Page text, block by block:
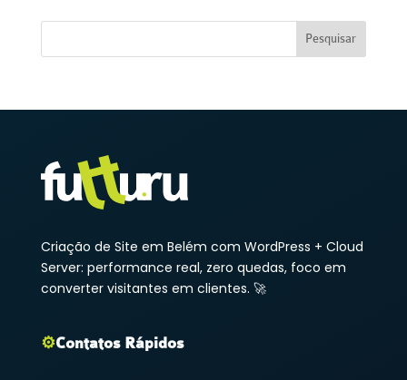
Criação de Site em Belém com WordPress + Cloud
Server: performance real, zero quedas, foco em
converter visitantes em clientes. 🚀
⚙️Contatos Rápidos